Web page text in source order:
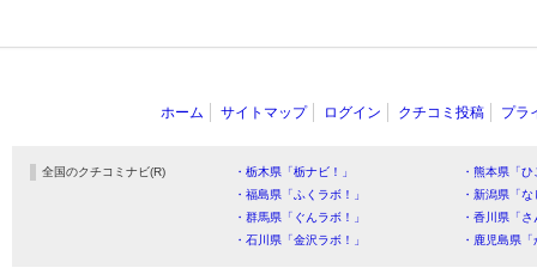
ホーム サイトマップ ログイン クチコミ投稿 プラ
全国のクチコミナビ(R) ・栃木県「栃ナビ！」
・熊本県「
・福島県「ふくラボ！」
・新潟県「
・群馬県「ぐんラボ！」
・香川県「
・石川県「金沢ラボ！」
・鹿児島県